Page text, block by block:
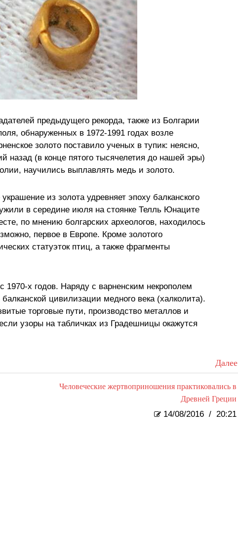
предыдущего рекорда, также из Болгарии
обнаруженных в 1972-1991 годах возле
золото поставило ученых в тупик: неясно,
назад (в конце пятого тысячелетия до нашей эры)
научились выплавлять медь и золото.
из золота удревняет эпоху балканского
в середине июля на стоянке Телль Юнаците
по мнению болгарских археологов, находилось
первое в Европе. Кроме золотого
статуэток птиц, а также фрагменты
1970-х годов. Наряду с варненским некрополем
цивилизации медного века (халколита).
торговые пути, производство металлов и
узоры на табличках из Градешницы окажутся
Далее
Человеческие жертвоприношения практиковались в
Древней Греции
14/08/2016 / 20:21